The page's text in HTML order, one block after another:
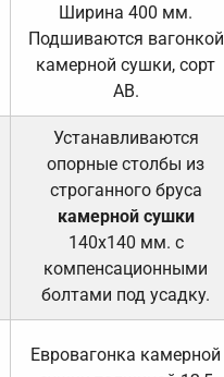
Ширина 400 мм.
Подшиваются вагонкой
камерной сушки, сорт
АВ.
Устанавливаются
опорные столбы из
строганного бруса
камерной сушки
140х140 мм. с
компенсационными
болтами под усадку.
Евровагонка камерной